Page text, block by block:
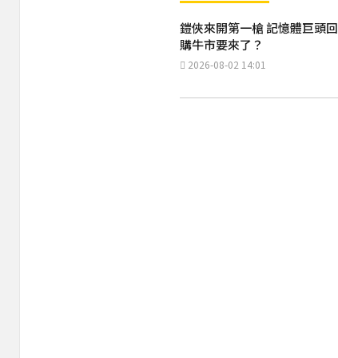
鎧俠來開第一槍 記憶體巨頭回
購牛市要來了？
2026-08-02 14:01